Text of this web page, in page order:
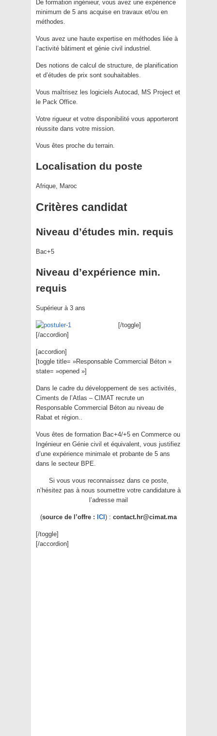
De formation ingénieur, vous avez une expérience
minimum de 5 ans acquise en travaux et/ou en
méthodes.
Vous avez une haute expertise en méthodes liée à
l’activité bâtiment et génie civil industriel.
Des notions de calcul de structure, de planification
et d’études de prix sont souhaitables.
Vous maîtrisez les logiciels Autocad, MS Project et
le Pack Office.
Votre rigueur et votre disponibilité vous apporteront
réussite dans votre mission.
Vous êtes proche du terrain.
Localisation du poste
Afrique, Maroc
Critères candidat
Niveau d’études min. requis
Bac+5
Niveau d’expérience min.
requis
Supérieur à 3 ans
[/toggle]
[/accordion]
[accordion]
[toggle title= »Responsable Commercial Béton »
state= »opened »]
Dans le cadre du développement de ses activités,
Ciments de l’Atlas – CIMAT recrute un
Responsable Commercial Béton au niveau de
Rabat et région..
Vous êtes de formation Bac+4/+5 en Commerce ou
Ingénieur en Génie civil et équivalent, vous justifiez
d’une expérience minimale et probante de 5 ans
dans le secteur BPE.
Si vous vous reconnaissez dans ce poste,
n’hésitez pas à nous soumettre votre candidature à
l’adresse mail
(source de l’offre : ICI ) : contact.hr@cimat.ma
[/toggle]
[/accordion]